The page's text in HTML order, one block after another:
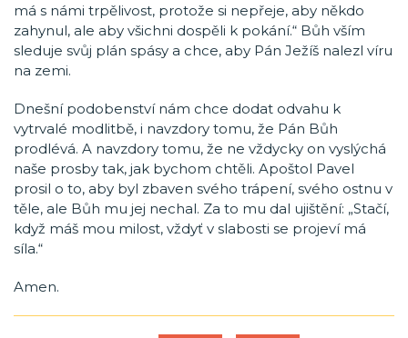
má s námi trpělivost, protože si nepřeje, aby někdo
zahynul, ale aby všichni dospěli k pokání.“ Bůh vším
sleduje svůj plán spásy a chce, aby Pán Ježíš nalezl víru
na zemi.
Dnešní podobenství nám chce dodat odvahu k
vytrvalé modlitbě, i navzdory tomu, že Pán Bůh
prodlévá. A navzdory tomu, že ne vždycky on vyslýchá
naše prosby tak, jak bychom chtěli. Apoštol Pavel
prosil o to, aby byl zbaven svého trápení, svého ostnu v
těle, ale Bůh mu jej nechal. Za to mu dal ujištění: „Stačí,
když máš mou milost, vždyť v slabosti se projeví má
síla.“
Amen.